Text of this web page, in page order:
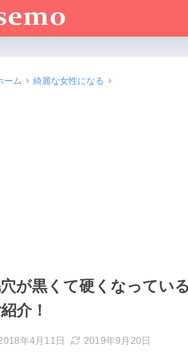
ーム 綺麗な女性になる
が黒くて硬くなってい
介！
年4月11日 2019年9月20日